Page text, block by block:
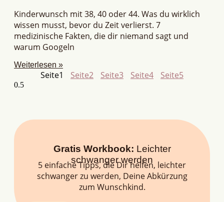
Kinderwunsch mit 38, 40 oder 44. Was du wirklich
wissen musst, bevor du Zeit verlierst. 7
medizinische Fakten, die dir niemand sagt und
warum Googeln
Weiterlesen »
Seite1 Seite2 Seite3 Seite4 Seite5
Gratis Workbook: Leichter
schwanger werden
5 einfache Tipps, die Dir helfen, leichter
schwanger zu werden, Deine Abkürzung
zum Wunschkind.